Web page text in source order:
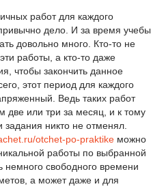
работ для каждого
дело. И за время учебы
довольно много. Кто-то не
работы, а кто-то даже
чтобы закончить данное
этот период для каждого
Ведь таких работ
две или три за месяц, и к тому
никто не отменял.
otchet-po-praktike можно
работы по выбранной
немного свободного времени
а может даже и для